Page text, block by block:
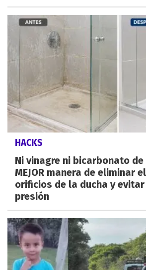
HACKS
Ni vinagre ni bicarbonato
MEJOR manera de eliminar
orificios de la ducha y evitar
presión